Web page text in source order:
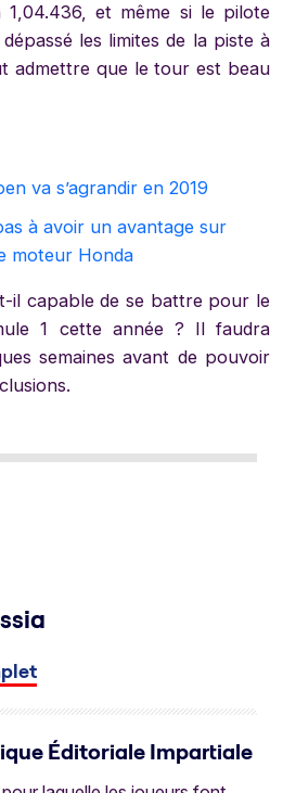
1,04.436, et même si le pilote
les limites de la piste à
admettre que le tour est beau
va s’agrandir en 2019
à avoir un avantage sur
moteur Honda
il capable de se battre pour le
1 cette année ? Il faudra
semaines avant de pouvoir
Éditoriale Impartiale